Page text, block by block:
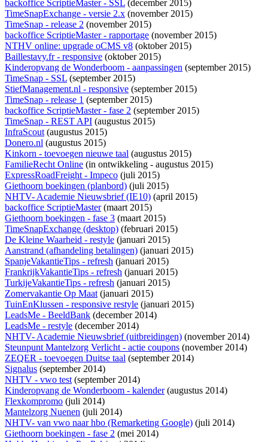
backoffice ScriptieMaster - SSL (december 2015)
TimeSnapExchange - versie 2.x (november 2015)
TimeSnap - release 2 (november 2015)
backoffice ScriptieMaster - rapportage (november 2015)
NTHV online: upgrade oCMS v8 (oktober 2015)
Baillestavy.fr - responsive (oktober 2015)
Kinderopvang de Wonderboom - aanpassingen (september 2015)
TimeSnap - SSL (september 2015)
StiefManagement.nl - responsive (september 2015)
TimeSnap - release 1 (september 2015)
backoffice ScriptieMaster - fase 2 (september 2015)
TimeSnap - REST API (augustus 2015)
InfraScout(augustus 2015)
Donero.nl (augustus 2015)
Kinkorn - toevoegen nieuwe taal (augustus 2015)
FamilieRecht Online (in ontwikkeling - augustus 2015)
ExpressRoadFreight - Impeco (juli 2015)
Giethoorn boekingen (planbord) (juli 2015)
NHTV- Academie Nieuwsbrief (IE10) (april 2015)
backoffice ScriptieMaster(maart 2015)
Giethoorn boekingen - fase 3 (maart 2015)
TimeSnapExchange (desktop) (februari 2015)
De Kleine Waarheid - restyle (januari 2015)
Aanstrand (afhandeling betalingen) (januari 2015)
SpanjeVakantieTips - refresh (januari 2015)
FrankrijkVakantieTips - refresh (januari 2015)
TurkijeVakantieTips - refresh (januari 2015)
Zomervakantie Op Maat(januari 2015)
TuinEnKlussen - responsive restyle (januari 2015)
LeadsMe - BeeldBank (december 2014)
LeadsMe - restyle (december 2014)
NHTV- Academie Nieuwsbrief (uitbreidingen) (november 2014)
Steunpunt Mantelzorg Verlicht - actie coupons (november 2014)
ZEQER - toevoegen Duitse taal (september 2014)
Signalus (september 2014)
NHTV - vwo test(september 2014)
Kinderopvang de Wonderboom - kalender(augustus 2014)
Flexkompromo (juli 2014)
Mantelzorg Nuenen (juli 2014)
NHTV- van vwo naar hbo (Remarketing Google) (juli 2014)
Giethoorn boekingen - fase 2 (mei 2014)